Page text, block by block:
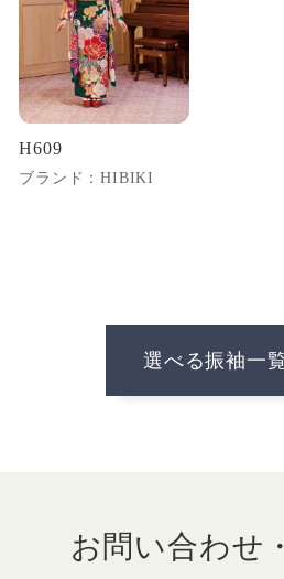
H609
ブランド：HIBIKI
選べる振袖一
お問い合わせ